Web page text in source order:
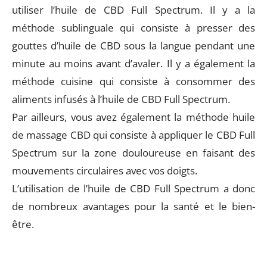
utiliser l’huile de CBD Full Spectrum. Il y a la
méthode sublinguale qui consiste à presser des
gouttes d’huile de CBD sous la langue pendant une
minute au moins avant d’avaler. Il y a également la
méthode cuisine qui consiste à consommer des
aliments infusés à l’huile de CBD Full Spectrum.
Par ailleurs, vous avez également la méthode huile
de massage CBD qui consiste à appliquer le CBD Full
Spectrum sur la zone douloureuse en faisant des
mouvements circulaires avec vos doigts.
L’utilisation de l’huile de CBD Full Spectrum a donc
de nombreux avantages pour la santé et le bien-
être.